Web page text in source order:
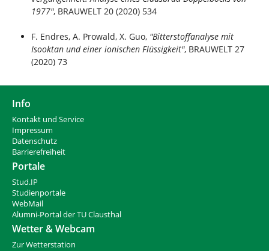
1977", BRAUWELT 20 (2020) 534
F. Endres, A. Prowald, X. Guo, "Bitterstoffanalyse mit
Isooktan und einer ionischen Flüssigkeit", BRAUWELT 27
(2020) 73
Info
Kontakt und Service
Impressum
Datenschutz
Barrierefreiheit
Portale
Stud.IP
Studienportale
WebMail
Alumni-Portal der TU Clausthal
Wetter & Webcam
Zur Wetterstation